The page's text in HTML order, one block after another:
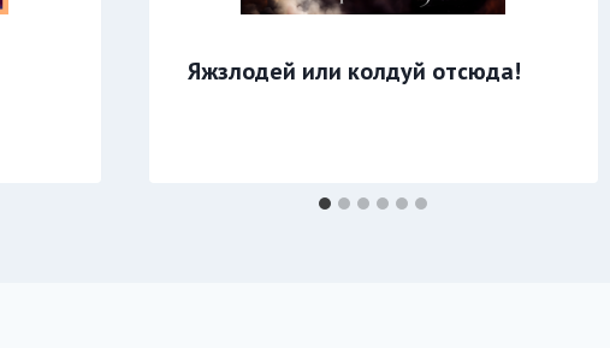
Яжзлодей или колдуй отсюда!